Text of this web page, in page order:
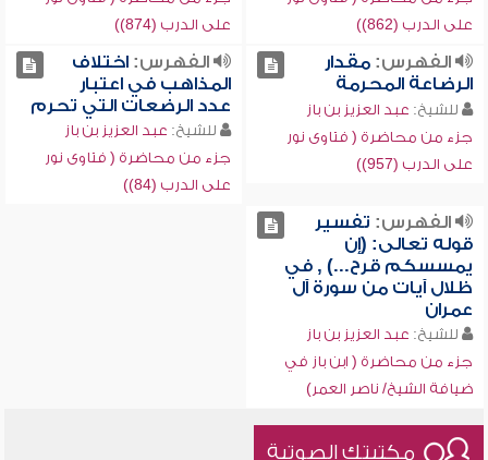
على الدرب (862))
على الدرب (874))
الفهرس:مقدار
الرضاعة المحرمة
للشيخ: عبد العزيز بن باز
جزء من محاضرة ( فتاوى نور
على الدرب (957))
الفهرس:اختلاف
المذاهب في اعتبار
عدد الرضعات التي تحرم
للشيخ: عبد العزيز بن باز
جزء من محاضرة ( فتاوى نور
على الدرب (84))
الفهرس: تفسير
قوله تعالى: (إن
يمسسكم قرح...) , في
ظلال آيات من سورة آل
عمران
للشيخ: عبد العزيز بن باز
جزء من محاضرة ( ابن باز في
ضيافة الشيخ/ ناصر العمر)
مكتبتك الصوتية